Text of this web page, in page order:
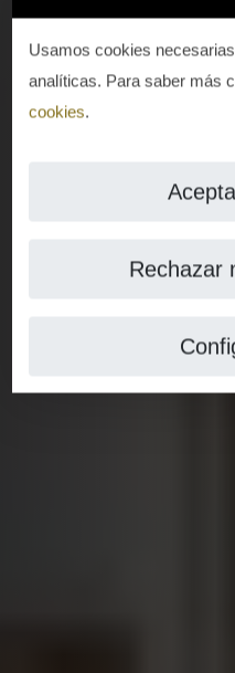
Usamos cookies
analíticas. Para saber más
cookies.
Rechazar